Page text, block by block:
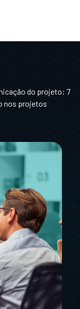
do projeto: 7
nos projetos